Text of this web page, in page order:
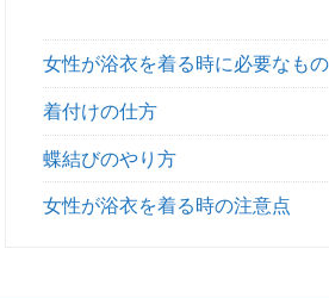
女性が浴衣を着る時に必要なもの
着付けの仕方
蝶結びのやり方
女性が浴衣を着る時の注意点